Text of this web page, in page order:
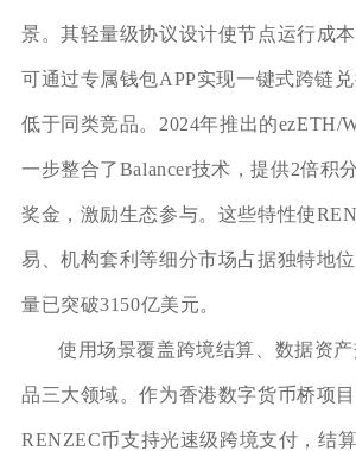
景。其轻量级协议设计使节点运行成
可通过专属钱包APP实现一键式跨链
低于同类竞品。2024年推出的ezETH/
一步整合了Balancer技术，提供2倍积
奖金，激励生态参与。这些特性使
易、机构套利等细分市场占据独特地
量已突破3150亿美元。
使用场景覆盖跨境结算、数据资
品三大领域。作为香港数字货币桥项
RENZEC币支持光速级跨境支付，结